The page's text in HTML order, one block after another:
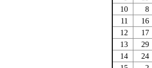
10 8
11 16
12 17
13 29
14 24